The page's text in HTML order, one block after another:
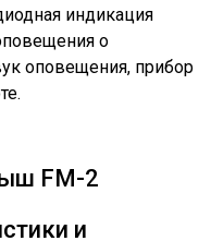
индикация
о
оповещения, прибор
FM-2
и